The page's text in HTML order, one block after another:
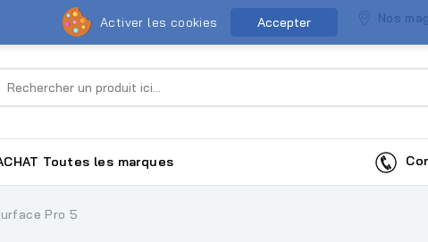
Nos
Toutes les marques
Pro 5
Activer les cookies Accepter